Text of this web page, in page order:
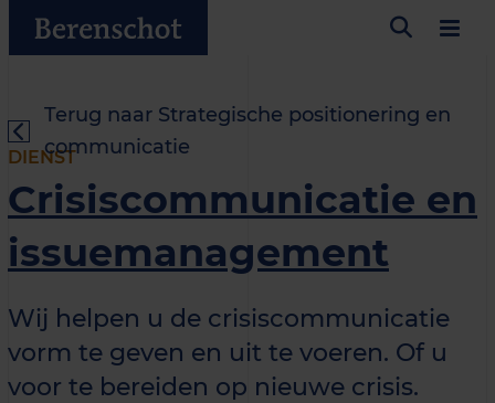
Terug naar Strategische positionering en
communicatie
DIENST
Crisiscommunicatie en
issuemanagement
Wij helpen u de crisiscommunicatie
vorm te geven en uit te voeren. Of u
voor te bereiden op nieuwe crisis.